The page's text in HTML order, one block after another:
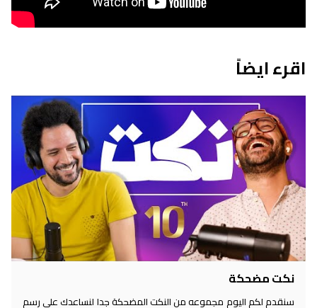
اقرء ايضاً
نكت مضحكة
سنقدم لكم اليوم مجموعه من النكت المضحكة جدا لنساعدك على رسم